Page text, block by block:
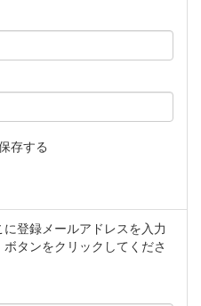
存する
登録メールアドレスを入力
タンをクリックしてくださ